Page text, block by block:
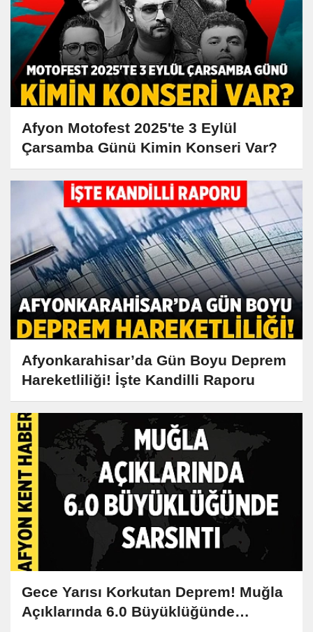
Afyon Motofest 2025'te 3 Eylül
Çarsamba Günü Kimin Konseri Var?
Afyonkarahisar’da Gün Boyu Deprem
Hareketliliği! İşte Kandilli Raporu
Gece Yarısı Korkutan Deprem! Muğla
Açıklarında 6.0 Büyüklüğünde